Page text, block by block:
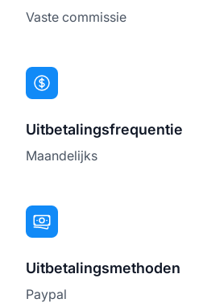
Vaste commissie
Uitbetalingsfrequentie
Maandelijks
Uitbetalingsmethoden
Paypal